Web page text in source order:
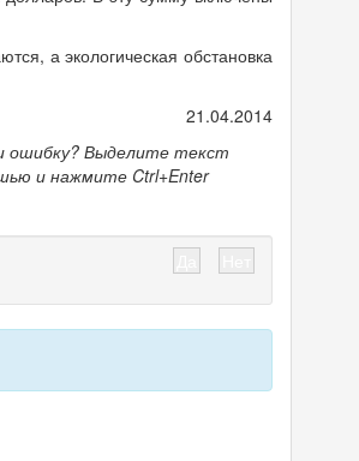
а экологическая обстановка
21.04.2014
ошибку? Выделите текст
и нажмите Ctrl+Enter